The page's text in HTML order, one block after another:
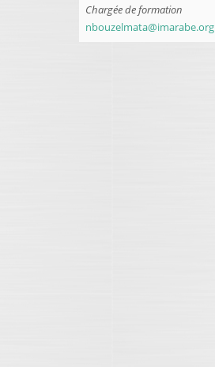
Chargée de formation
nbouzelmata@imarabe.org